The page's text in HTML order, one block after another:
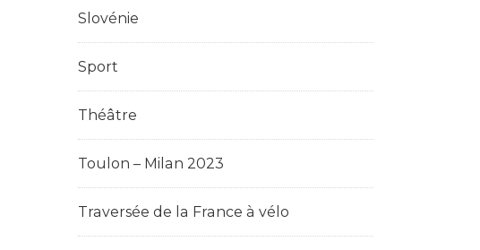
Slovénie
Sport
Théâtre
Toulon – Milan 2023
Traversée de la France à vélo